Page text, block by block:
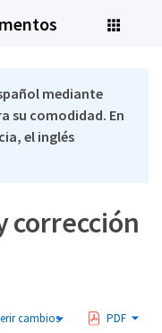
mediante
su comodidad. En
el inglés
corrección
cambios PDF